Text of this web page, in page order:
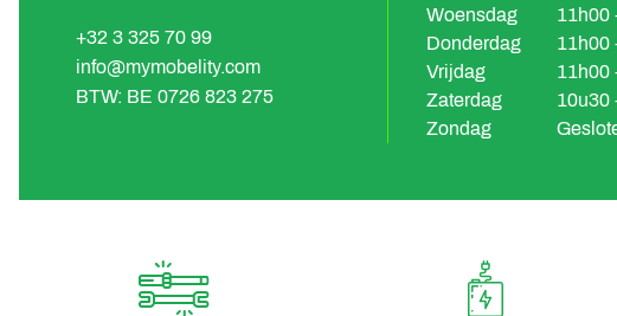
+32 3 325 70 99
info@mymobelity.com
BTW: BE 0726 823 275
Woensdag
11h00
Donderdag
11h00
Vrijdag
11h00
Zaterdag
10u30
Zondag